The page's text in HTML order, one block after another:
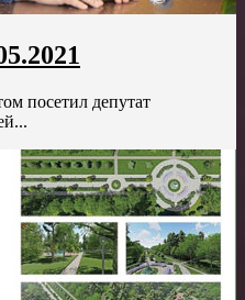
посетил депутат